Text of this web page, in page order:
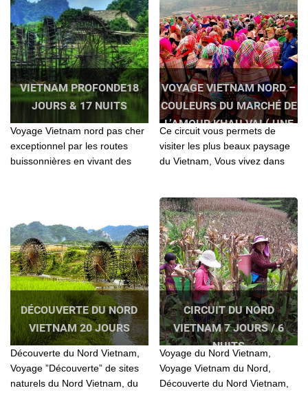
VIETNAM PROFONDE18
JOURS & 17 NUITS
Voyage Vietnam nord pas cher
exceptionnel par les routes
buissonnières en vivant des
VOYAGE VIETNAM NORD –
COULEURS DU MARCHÉ DE
L’AMOUR KHAU VAI ( UNE
FOIS PAR AN)
Ce circuit vous permets de
visiter les plus beaux paysage
du Vietnam, Vous vivez dans
DÉCOUVERTE DU NORD
VIETNAM 20 JOURS
Découverte du Nord Vietnam,
Voyage ”Découverte” de sites
naturels du Nord Vietnam, du
CIRCUIT DU NORD
VIETNAM 7 JOURS / 6
NUITS
Voyage du Nord Vietnam,
Voyage Vietnam du Nord,
Découverte du Nord Vietnam,